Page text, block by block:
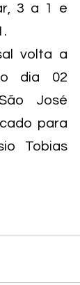
3 a 1 e
volta a
dia 02
José
para
Tobias